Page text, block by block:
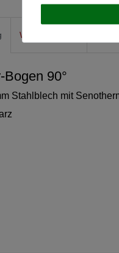
Weitere Details
Bogen 90°
Stahlblech mit